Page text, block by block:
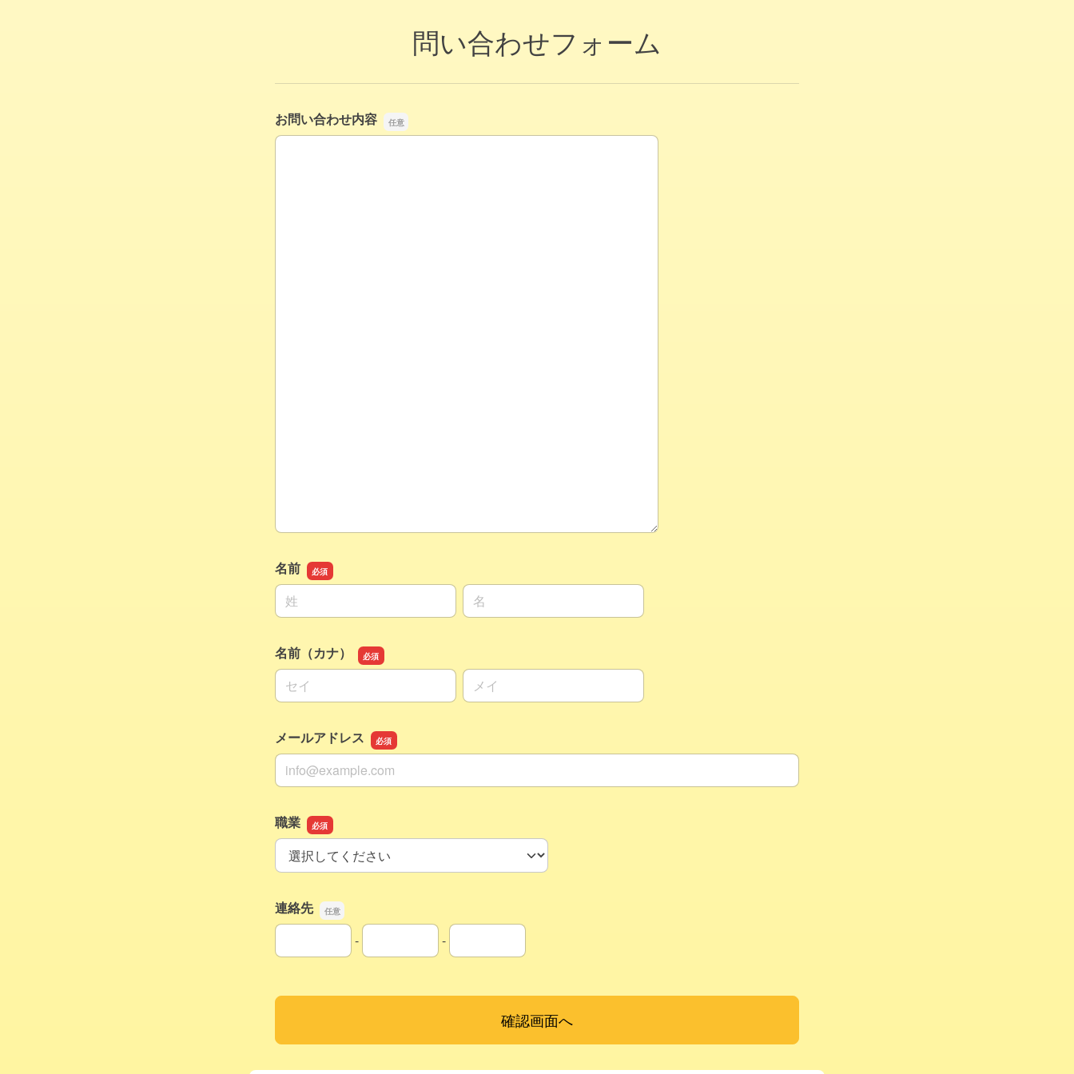
問い合わせフォーム
お問い合わせ内容
お問い合わせ内容
名前
名前の姓
名前の名
名前（カナ）
名前の姓
名前の名
メールアドレス
メールアドレス
職業
職業
連絡先
連絡先の市外局番
-
連絡先の市内局番 -
連絡先の加入者番号